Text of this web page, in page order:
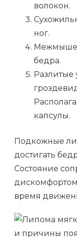
волокон.
ног.
бедра.
Разлитые
капсулы.
Подкожные
достигать
Состояние
время